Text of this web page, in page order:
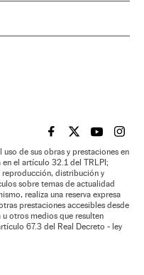
EL PAÍS BRASIL EN
EL PAÍSEL PAÍS
EL
de sus obras y prestaciones en
el artículo 32.1 del TRLPI;
reproducción, distribución y
sobre temas de actualidad
realiza una reserva expresa
prestaciones accesibles desde
otros medios que resulten
67.3 del Real Decreto - ley